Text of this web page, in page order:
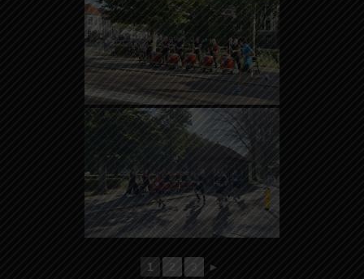
1 2 3 ►